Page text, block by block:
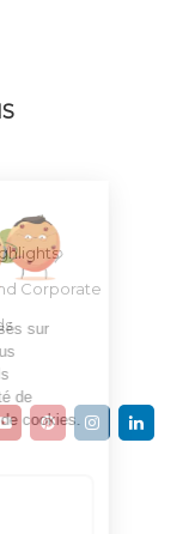
Corporate
sont déposés sur
ci nous
d'éventuels
possibilité de
typologies de cookies.